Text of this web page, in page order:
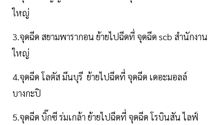
ใหญ่
3.จุดฉีด สยามพารากอน ย้ายไปฉีดที่ จุดฉีด scb สำนักงาน
ใหญ่
4.จุดฉีด โลตัส มีนบุรี ย้ายไปฉีดที่ จุดฉีด เดอะมอลล์
บางกะปิ
5.จุดฉีด บิ๊กซี ร่มเกล้า ย้ายไปฉีดที่ จุดฉีด โรบินสัน ไลฟ์